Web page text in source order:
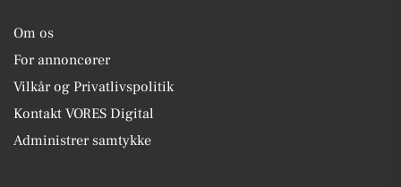
Om os
For annoncører
Vilkår og Privatlivspolitik
Kontakt VORES Digital
Administrer samtykke